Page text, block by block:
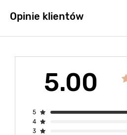
Opinie klientów
5.00
5
4
3